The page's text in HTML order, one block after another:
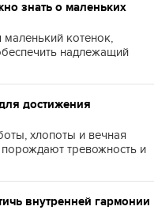
знать о маленьких
маленький котенок,
надлежащий
достижения
хлопоты и вечная
порождают тревожность и
внутренней гармонии